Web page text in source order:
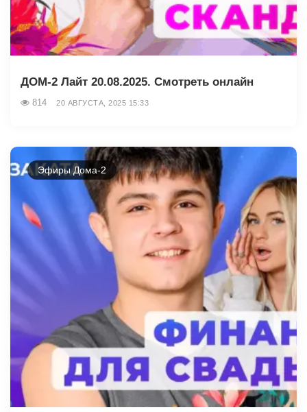
ДОМ-2 Лайт 20.08.2025. Смотреть онлайн
814 20 АВГУСТА, 2025 15:33
Эфиры Дома-2